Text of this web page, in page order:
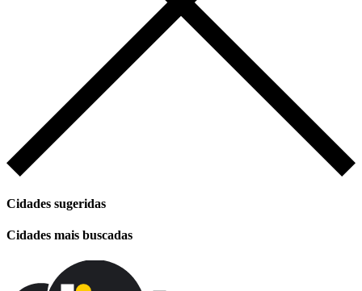
Cidades sugeridas
Cidades mais buscadas